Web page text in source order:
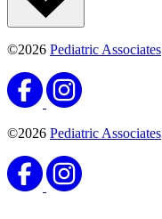
©2026 Pediatric Associates
©2026 Pediatric Associates